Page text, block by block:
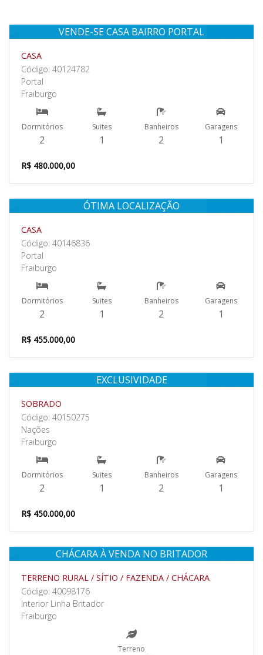
Venda
VENDE-SE CASA BAIRRO PORTAL
CASA
Código: 40124782
Portal
Fraiburgo
Dormitórios
2
Suites
1
Banheiros
2
Garagens
1
R$ 480.000,00
Venda
ÓTIMA LOCALIZAÇÃO
CASA
Código: 40146836
Portal
Fraiburgo
Dormitórios
2
Suites
1
Banheiros
2
Garagens
1
R$ 455.000,00
Venda
EXCLUSIVIDADE
SOBRADO
Código: 40150275
Nações
Fraiburgo
Dormitórios
2
Suites
1
Banheiros
2
Garagens
1
R$ 450.000,00
Venda
CHÁCARA À VENDA NO BRITADOR
TERRENO RURAL / SÍTIO / FAZENDA / CHÁCARA
Código: 40098176
Interior Linha Britador
Fraiburgo
Terreno